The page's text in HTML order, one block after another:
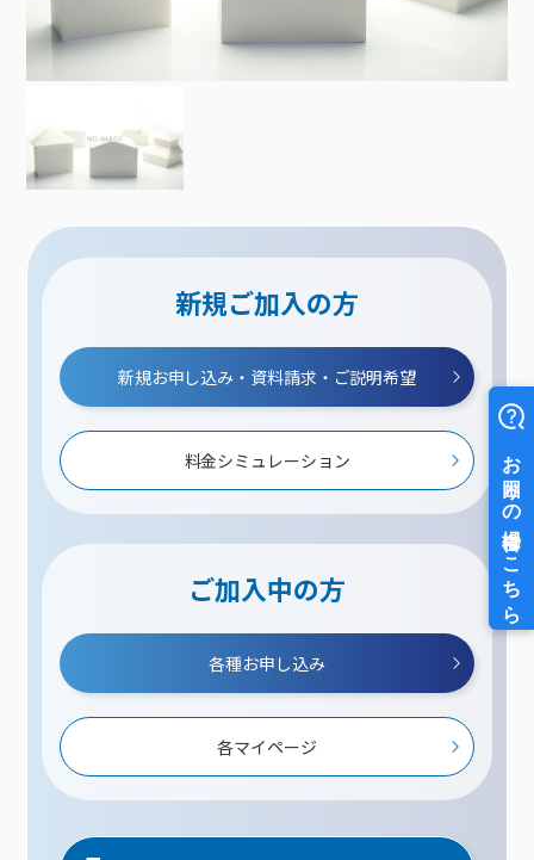
新規ご加入の方
新規お申し込み・資料請求・ご説明希望
料金シミュレーション
ご加入中の方
各種お申し込み
各マイページ